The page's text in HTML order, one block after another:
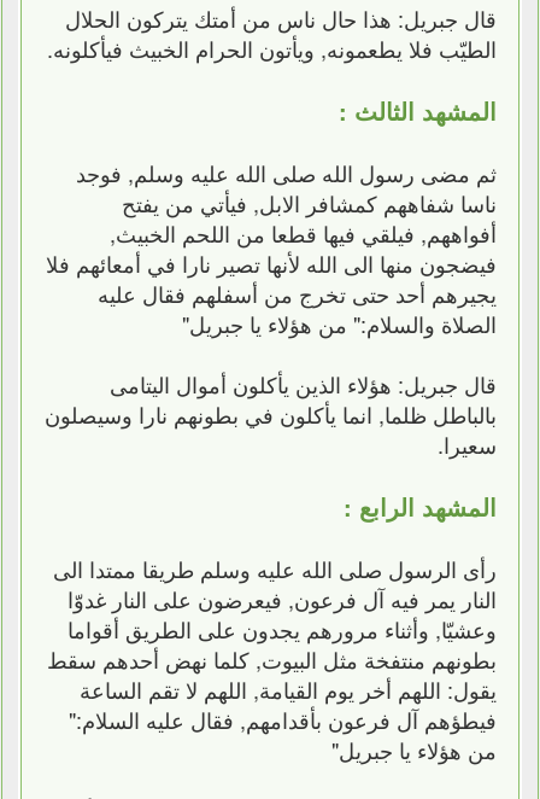
قال جبريل: هذا حال ناس من أمتك يتركون الحلال
الطيّب فلا يطعمونه, ويأتون الحرام الخبيث فيأكلونه.
المشهد الثالث :
ثم مضى رسول الله صلى الله عليه وسلم, فوجد
ناسا شفاههم كمشافر الابل, فيأتي من يفتح
أفواههم, فيلقي فيها قطعا من اللحم الخبيث,
فيضجون منها الى الله لأنها تصير نارا في أمعائهم فلا
يجيرهم أحد حتى تخرج من أسفلهم فقال عليه
الصلاة والسلام:" من هؤلاء يا جبريل"
قال جبريل: هؤلاء الذين يأكلون أموال اليتامى
بالباطل ظلما, انما يأكلون في بطونهم نارا وسيصلون
سعيرا.
المشهد الرابع :
رأى الرسول صلى الله عليه وسلم طريقا ممتدا الى
النار يمر فيه آل فرعون, فيعرضون على النار غدوّا
وعشيّا, وأثناء مرورهم يجدون على الطريق أقواما
بطونهم منتفخة مثل البيوت, كلما نهض أحدهم سقط
يقول: اللهم أخر يوم القيامة, اللهم لا تقم الساعة
فيطؤهم آل فرعون بأقدامهم, فقال عليه السلام:"
من هؤلاء يا جبريل"